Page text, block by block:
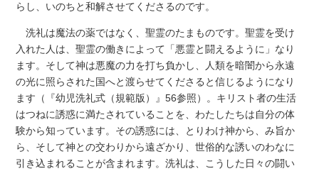
らし、いのちと和解させてくださるのです。
洗礼は魔法の薬ではなく、聖霊のたまものです。聖霊を受け
入れた人は、聖霊の働きによって「悪霊と闘えるように」なり
ます。そして神は悪魔の力を打ち負かし、人類を暗闇から永遠
の光に照らされた国へと渡らせてくださると信じるようになり
ます（『幼児洗礼式（規範版）』56参照）。キリスト者の生活
はつねに誘惑に満たされていることを、わたしたちは自分の体
験から知っています。その誘惑には、とりわけ神から、み旨か
ら、そして神との交わりから遠ざかり、世俗的な誘いのわなに
引き込まれることが含まれます。洗礼は、こうした日々の闘い